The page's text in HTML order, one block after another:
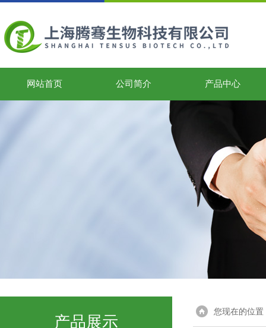
网站首页 公司简介 产品中心
产品展示
您现在的位置